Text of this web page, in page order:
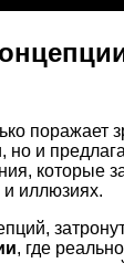
поражает
и
которые
и иллюзиях.
, где